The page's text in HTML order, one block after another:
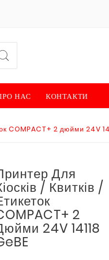
НАС КОНТАКТИ
COMPACT+ 2 дюйми 24V
Для
/ Квитків /
2
24V 14118